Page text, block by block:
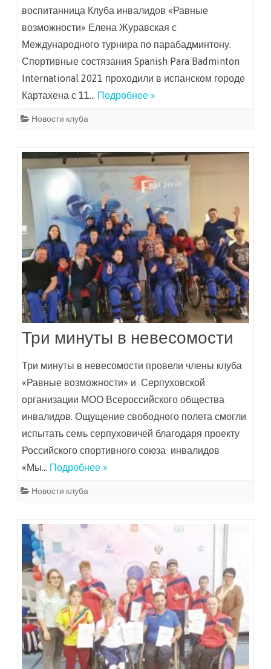
воспитанница Клуба инвалидов «Равные
возможности» Елена Журавская с
Международного турнира по парабадминтону.
Спортивные состязания Spanish Para Badminton
International 2021 проходили в испанском городе
Картахена с 11… Подробнее »
Новости клуба
Три минуты в невесомости
Три минуты в невесомости провели члены клуба
«Равные возможности» и Серпуховской
организации МОО Всероссийского общества
инвалидов. Ощущение свободного полета смогли
испытать семь серпуховичей благодаря проекту
Российского спортивного союза инвалидов
«Мы… Подробнее »
Новости клуба